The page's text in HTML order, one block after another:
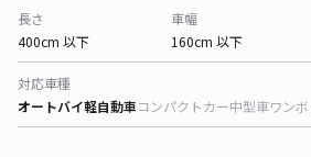
長さ
400cm 以下
車幅
160cm 以下
対応車種
オートバイ軽自動車コンパクトカー中型車ワン